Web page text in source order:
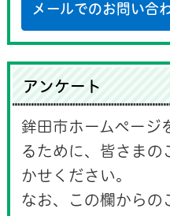
メールでのお問い合
アンケート
鉾田市ホームページ
るために、皆さまの
かせください。
なお、この欄からの